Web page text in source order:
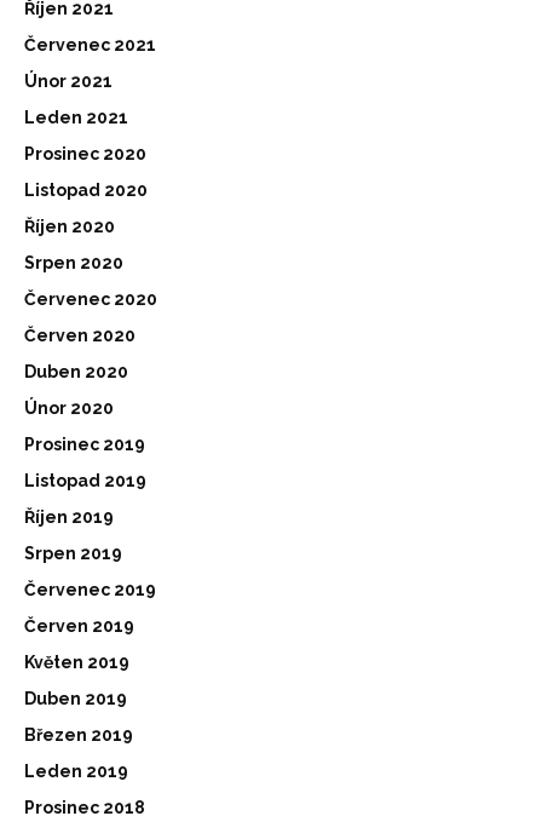
Říjen 2021
Červenec 2021
Únor 2021
Leden 2021
Prosinec 2020
Listopad 2020
Říjen 2020
Srpen 2020
Červenec 2020
Červen 2020
Duben 2020
Únor 2020
Prosinec 2019
Listopad 2019
Říjen 2019
Srpen 2019
Červenec 2019
Červen 2019
Květen 2019
Duben 2019
Březen 2019
Leden 2019
Prosinec 2018